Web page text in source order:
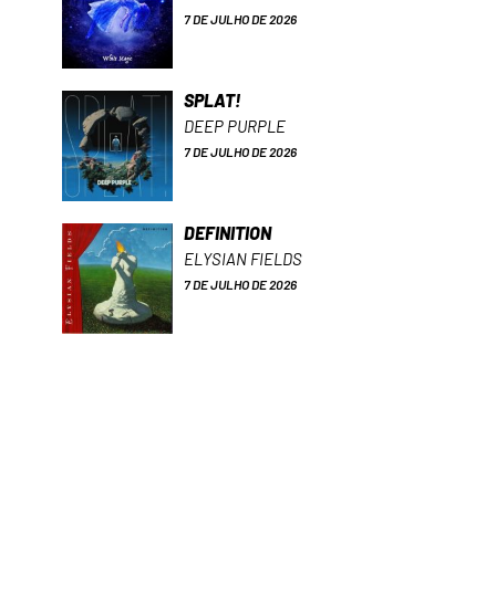
7 DE JULHO DE 2026
SPLAT!
DEEP PURPLE
7 DE JULHO DE 2026
DEFINITION
ELYSIAN FIELDS
7 DE JULHO DE 2026